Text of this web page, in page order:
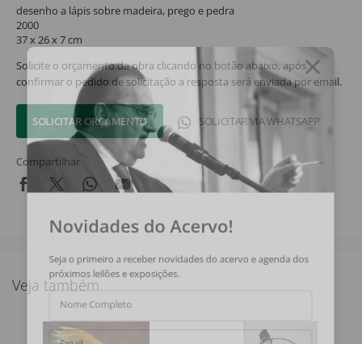
desenho a lápis sobre madeira, prego e pedra
2000
37 x 26 x 7 cm
Solicite o orçamento da obra clicando no botão abaixo, após
confirmar o pedido de solicitação a resposta será enviada por email.
SOLICITAR ORÇAMENTO SOLICITAR VIA WHATSAPP
Compartilhar
Veja também
Novidades do Acervo!
Seja o primeiro a receber novidades do acervo e agenda dos
próximos leilões e exposições.
Nome Completo